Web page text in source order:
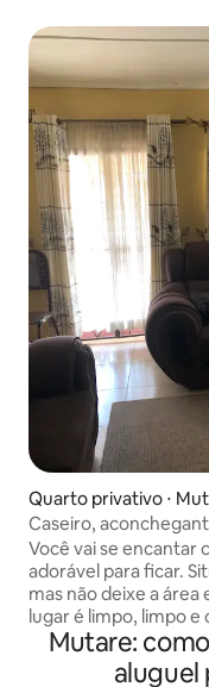
Quarto privativo ⋅
Caseiro,
Você vai se encantar
adorável para ficar.
mas não deixe a
lugar é limpo, limpo
uma bomba de
área de
Mutare:
aluguel